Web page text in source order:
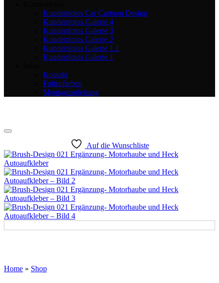
Kundenfotos Car Cartoon Design
Kundenfotos Galerie 4
Kundenfotos Galerie 3
Kundenfotos Galerie 2
Kundenfotos Galerie 1.1
Kundenfotos Galerie 1
Kontakt
Folienfarben
Montageanleitung
Auf die Wunschliste
Home » Shop